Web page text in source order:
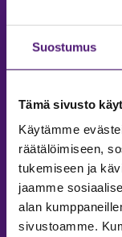
Suostumus
Tämä sivusto
Käytämme
räätälöimiseen,
tukemiseen ja
jaamme
alan
sivustoamme.